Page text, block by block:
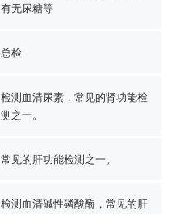
有无尿糖等
总检
检测血清尿素，常见的肾功能检
测之一。
常见的肝功能检测之一。
检测血清碱性磷酸酶，常见的肝